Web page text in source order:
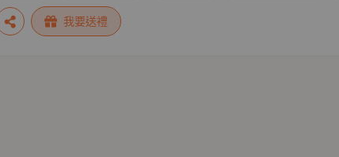
艾敏 #班克斯 #盧貝娜‧希米德
我要送禮